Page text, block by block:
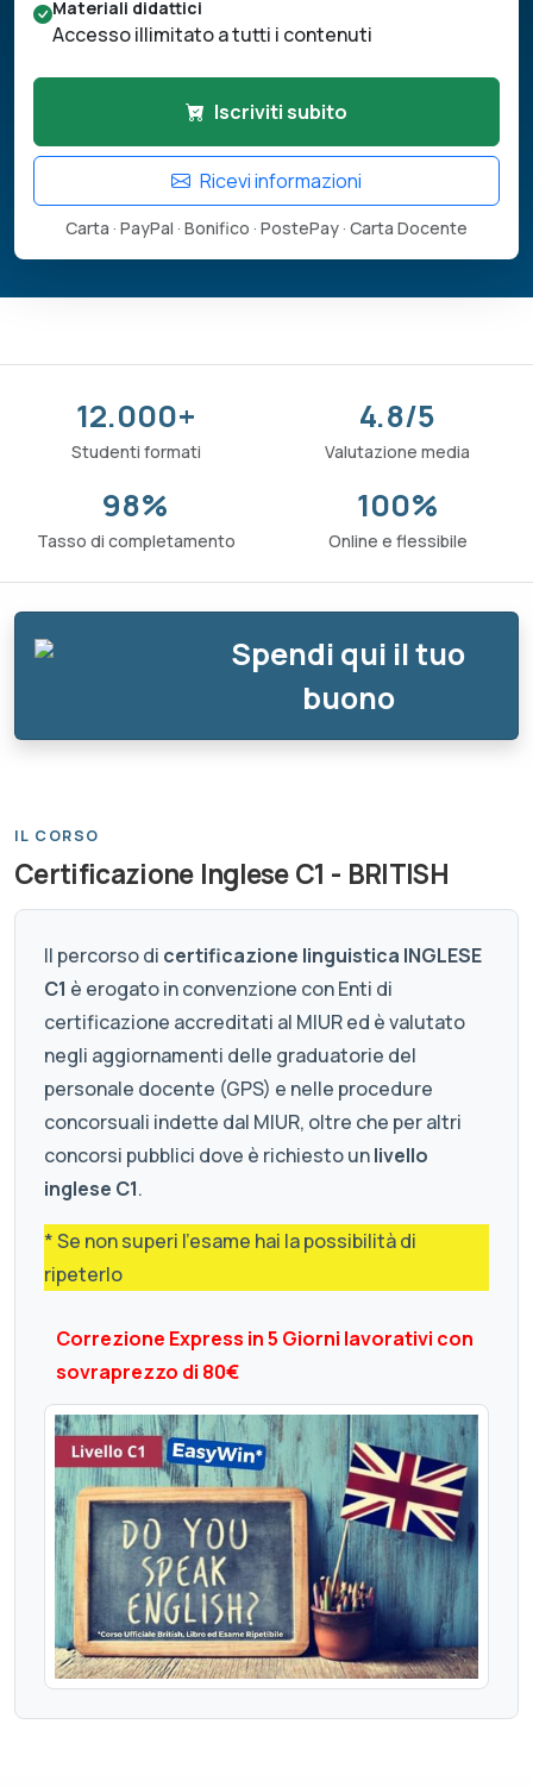
Materiali didattici
Accesso illimitato a tutti i contenuti
Iscriviti subito
Ricevi informazioni
Carta · PayPal · Bonifico · PostePay · Carta Docente
12.000+
Studenti formati
4.8/5
Valutazione media
98%
Tasso di completamento
100%
Online e flessibile
Spendi qui il tuo
buono
IL CORSO
Certificazione Inglese C1 - BRITISH
Il percorso di certificazione linguistica INGLESE
C1 è erogato in convenzione con Enti di
certificazione accreditati al MIUR ed è valutato
negli aggiornamenti delle graduatorie del
personale docente (GPS) e nelle procedure
concorsuali indette dal MIUR, oltre che per altri
concorsi pubblici dove è richiesto unlivello
inglese C1.
* Se non superi l'esame hai la possibilità di
ripeterlo
Correzione Express in 5 Giorni lavorativi con
sovraprezzo di 80€